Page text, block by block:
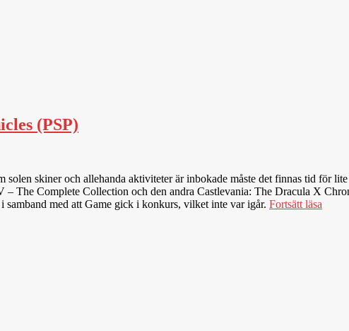
(PSP)
solen skiner och allehanda aktiviteter är inbokade måste det finnas tid för
The Complete Collection och den andra Castlevania: The Dracula X
med att Game gick i konkurs, vilket inte var igår. Fortsätt läsa